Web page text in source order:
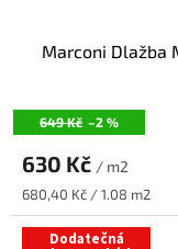
649 Kč –2 %
Marconi Dlažba
630 Kč / m2
Measure
price:
680,40 Kč / 1.08 m2
Dodatečná